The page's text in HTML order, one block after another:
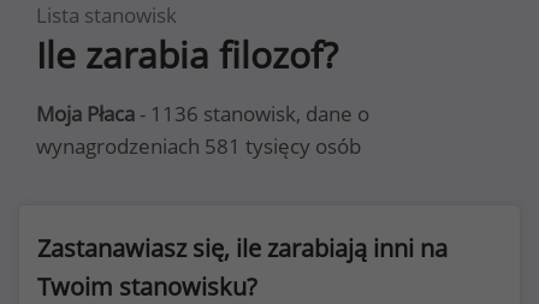
Lista stanowisk
Ile zarabia filozof?
Moja Płaca - 1136 stanowisk, dane o
wynagrodzeniach 581 tysięcy osób
Zastanawiasz się, ile zarabiają inni na
Twoim stanowisku?